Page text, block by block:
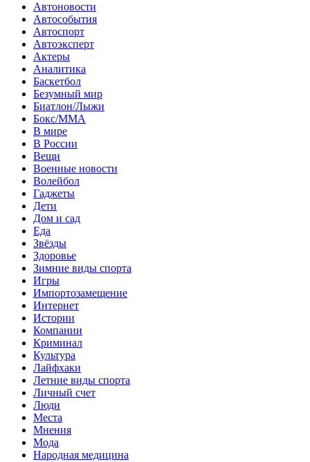
Автоновости
Автособытия
Автоспорт
Автоэксперт
Актеры
Аналитика
Баскетбол
Безумный мир
Биатлон/Лыжи
Бокс/MMA
В мире
В России
Вещи
Военные новости
Волейбол
Гаджеты
Дети
Дом и сад
Еда
Звёзды
Здоровье
Зимние виды спорта
Игры
Импортозамещение
Интернет
Истории
Компании
Криминал
Культура
Лайфхаки
Летние виды спорта
Личный счет
Люди
Места
Мнения
Мода
Народная медицина